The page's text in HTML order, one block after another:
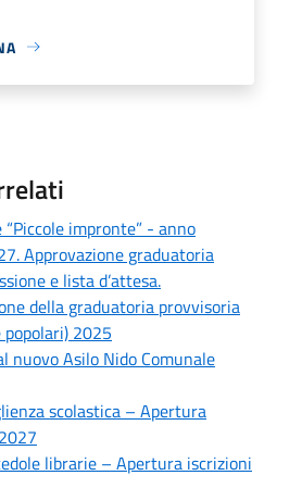
impronte” - anno
Approvazione graduatoria
e lista d’attesa.
della graduatoria provvisoria
popolari) 2025
nuovo Asilo Nido Comunale
scolastica – Apertura
librarie – Apertura iscrizioni